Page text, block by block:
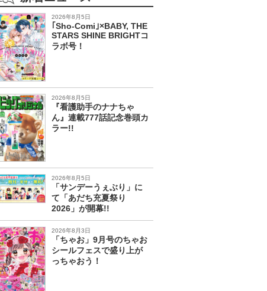
2026年8月5日
｢Sho-Comi｣×BABY, THE
STARS SHINE BRIGHTコ
ラボ号！
2026年8月5日
『看護助手のナナちゃ
ん』連載777話記念巻頭カ
ラー!!
2026年8月5日
「サンデーうぇぶり」に
て「あだち充夏祭り
2026」が開幕!!
2026年8月3日
「ちゃお」9月号のちゃお
シールフェスで盛り上が
っちゃおう！